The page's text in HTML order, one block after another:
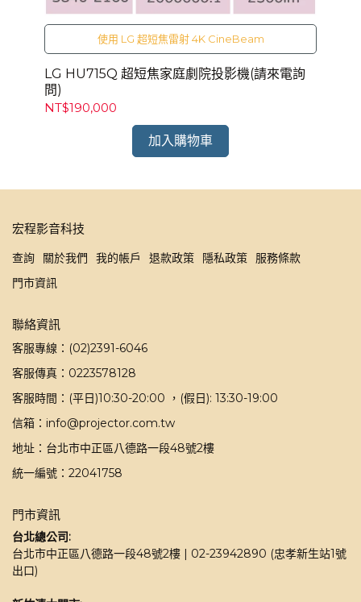
使用 LG 超短焦雷射 4K CineBeam
LG HU715Q 超短焦家庭劇院投影機(請來電詢
問)
NT$190,000
加入購物車
宏程影音科技
查詢 關於我們 我的帳戶 退款政策 隱私政策
服務條款
門市資訊
聯絡資訊
客服專線：(02)2391-6046
客服傳真：0223578128
客服時間：(平日)10:30-20:00 ，(假日): 13:30-19:00
信箱：info@projector.com.tw
地址：台北市中正區八德路一段48號2樓
統一編號：22041758
門市資訊
台北總公司:
台北市中正區八德路一段48號2樓 | 02-23942890 (忠孝新生站1號
出口)